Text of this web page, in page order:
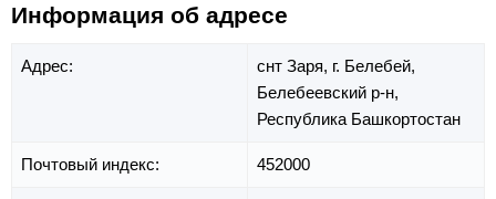
Информация об адресе
Адрес: снт Заря, г. Белебей,
Белебеевский р-н,
Республика Башкортостан
Почтовый индекс: 452000